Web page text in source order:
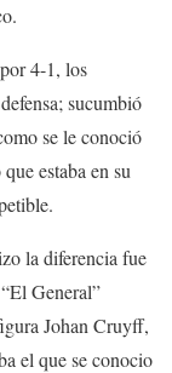
4-1, los
sucumbió
se le conoció
estaba en su
la diferencia fue
General”
Johan Cruyff,
el que se conocio